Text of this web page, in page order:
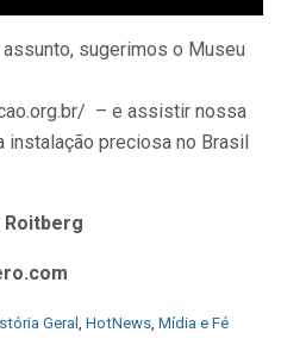
sugerimos o Museu
– e assistir nossa
preciosa no Brasil
Roitberg
Geral, HotNews, Mídia e Fé